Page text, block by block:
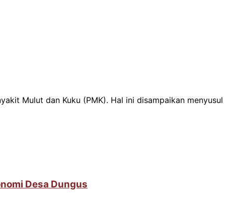
Mulut dan Kuku (PMK). Hal ini disampaikan menyusul
Desa Dungus